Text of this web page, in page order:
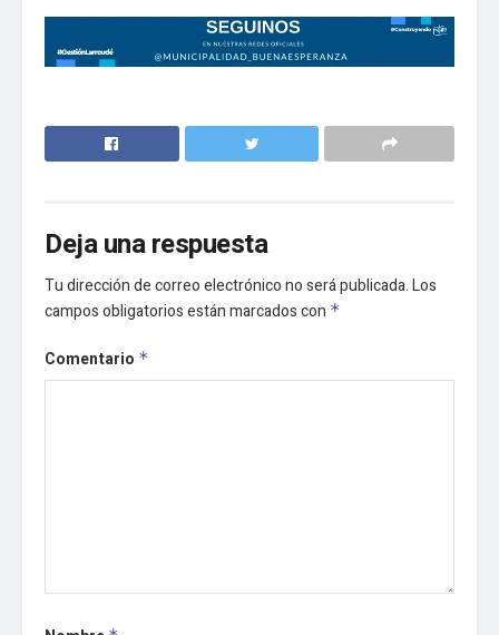
Deja una respuesta
Tu dirección de correo electrónico no será publicada.Los
campos obligatorios están marcados con *
Comentario *